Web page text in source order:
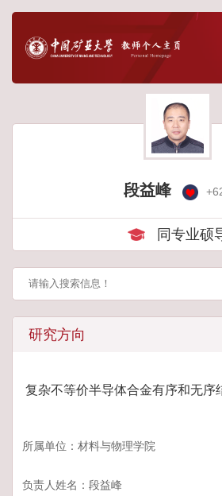
段益峰 +
同专业硕
研究方向
复杂不等价半导体合金有序和无序
所属单位：材料与物理学院
负责人姓名：段益峰